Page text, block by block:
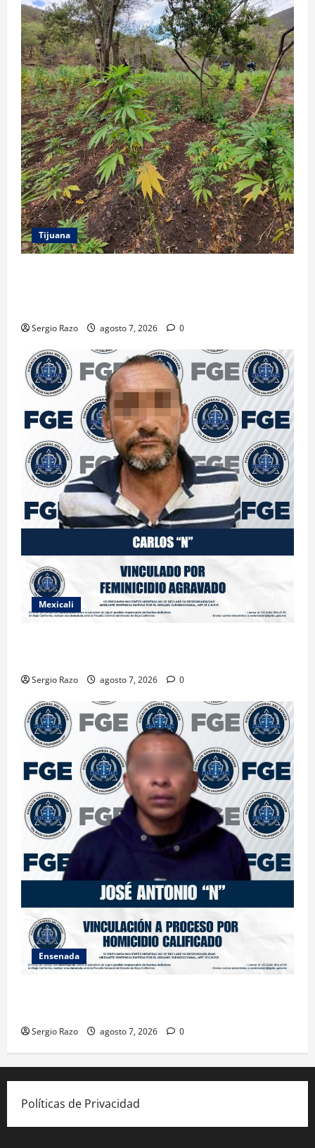
Tijuana
Sergio Razo agosto 7, 2026 0
Mexicali
Sergio Razo agosto 7, 2026 0
Ensenada
Sergio Razo agosto 7, 2026 0
Políticas de Privacidad